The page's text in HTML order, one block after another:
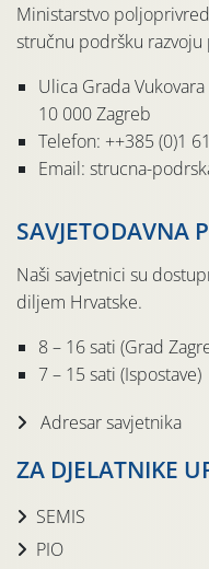
Ministarstvo
stručnu podršku
Ulica Grada
10 000 Zagreb
Telefon: ++385 (0)1
Email: strucna-
SAVJETODAVNA
Naši savjetnici su
diljem Hrvatske.
8 – 16 sati (Grad
7 – 15 sati (Ispostave)
Adresar savjetnika
ZA DJELATNIKE
SEMIS
PIO